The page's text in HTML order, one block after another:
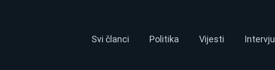
Svi članci Politika Vijesti Intervju